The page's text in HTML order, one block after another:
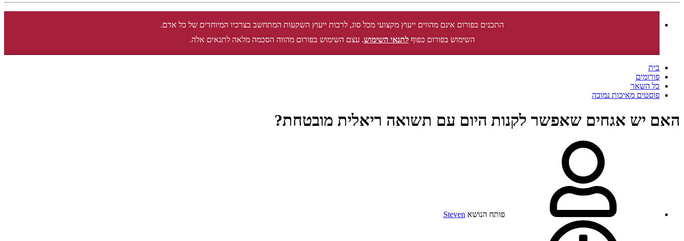
התכנים בפורום אינם מהווים ייעוץ מקצועי מכל סוג, לרבות ייעוץ השקעות המתחשב בצרכיו המיוחדים של כל אדם.
השימוש בפורום כפוףלתנאי השימוש. עצם השימוש בפורום מהווה הסכמה מלאה לתנאים אלה.
בית
פורומים
כל השאר
פוסטים מאיכות נמוכה
האם יש אגחים שאפשר לקנות היום עם תשואה ריאלית מובטחת?
פותח הנושא Steven